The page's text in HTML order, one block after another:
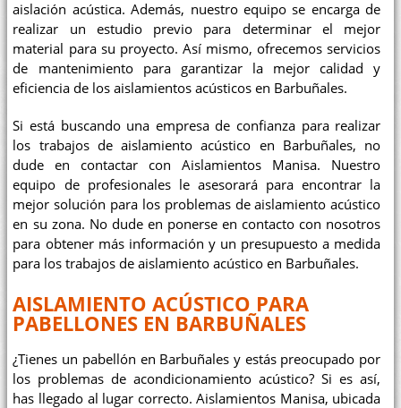
aislación acústica. Además, nuestro equipo se encarga de
realizar un estudio previo para determinar el mejor
material para su proyecto. Así mismo, ofrecemos servicios
de mantenimiento para garantizar la mejor calidad y
eficiencia de los aislamientos acústicos en Barbuñales.
Si está buscando una empresa de confianza para realizar
los trabajos de aislamiento acústico en Barbuñales, no
dude en contactar con Aislamientos Manisa. Nuestro
equipo de profesionales le asesorará para encontrar la
mejor solución para los problemas de aislamiento acústico
en su zona. No dude en ponerse en contacto con nosotros
para obtener más información y un presupuesto a medida
para los trabajos de aislamiento acústico en Barbuñales.
AISLAMIENTO ACÚSTICO PARA
PABELLONES EN BARBUÑALES
¿Tienes un pabellón en Barbuñales y estás preocupado por
los problemas de acondicionamiento acústico? Si es así,
has llegado al lugar correcto. Aislamientos Manisa, ubicada